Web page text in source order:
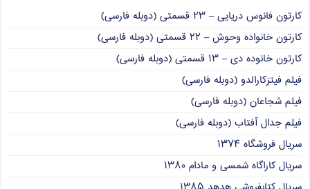
کارتون فانوس دریایی – ۲۳ قسمتی (دوبله فارسی)
کارتون خانواده وحوش – ۲۲ قسمتی (دوبله فارسی)
کارتون خانوده دی – ۱۳ قسمتی (دوبله فارسی)
فیلم فیتزکارالدو (دوبله فارسی)
فیلم شجاعان (دوبله فارسی)
فیلم جدال آفتاب (دوبله فارسی)
سریال فروشگاه ۱۳۷۴
سریال کاراگاه شمسی و مادام ۱۳۸۰